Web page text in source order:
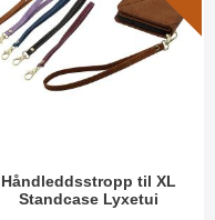
Håndleddsstropp til XL
Standcase Lyxetui